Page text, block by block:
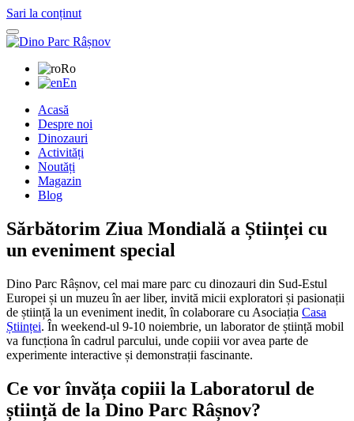
Sari la conținut
Ro
En
Acasă
Despre noi
Dinozauri
Activități
Noutăți
Magazin
Blog
Sărbătorim Ziua Mondială a Științei cu
un eveniment special
Dino Parc Râșnov, cel mai mare parc cu dinozauri din Sud-Estul
Europei și un muzeu în aer liber, invită micii exploratori și pasionații
de știință la un eveniment inedit, în colaborare cu Asociația Casa
Științei. În weekend-ul 9-10 noiembrie, un laborator de știință mobil
va funcționa în cadrul parcului, unde copiii vor avea parte de
experimente interactive și demonstrații fascinante.
Ce vor învăța copiii la Laboratorul de
știință de la Dino Parc Râșnov?